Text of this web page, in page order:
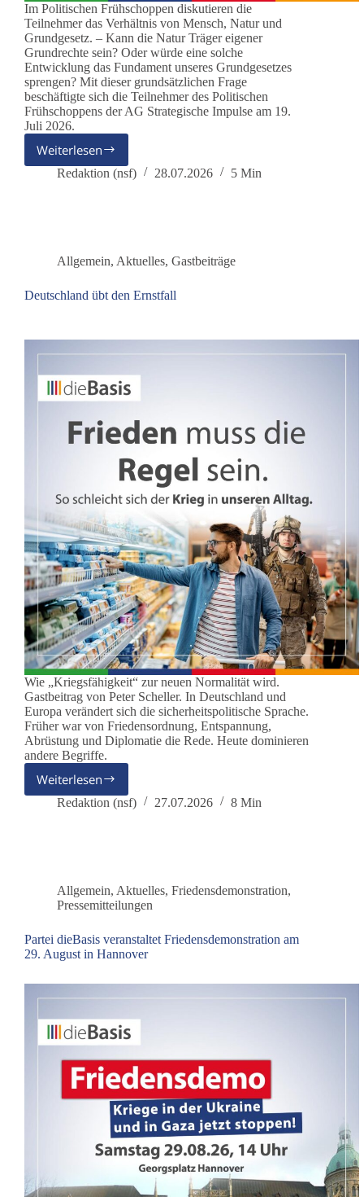
Im Politischen Frühschoppen diskutieren die
Teilnehmer das Verhältnis von Mensch, Natur und
Grundgesetz. – Kann die Natur Träger eigener
Grundrechte sein? Oder würde eine solche
Entwicklung das Fundament unseres Grundgesetzes
sprengen? Mit dieser grundsätzlichen Frage
beschäftigte sich die Teilnehmer des Politischen
Frühschoppens der AG Strategische Impulse am 19.
Juli 2026.
WeiterlesenGrundrechte
der
auf
das
Grundgesetz?
Redaktion (nsf) 28.07.2026 5 Min
Allgemein, Aktuelles, Gastbeiträge
Deutschland übt den Ernstfall
Wie „Kriegsfähigkeit“ zur neuen Normalität wird.
Gastbeitrag von Peter Scheller. In Deutschland und
Europa verändert sich die sicherheitspolitische Sprache.
Früher war von Friedensordnung, Entspannung,
Abrüstung und Diplomatie die Rede. Heute dominieren
andere Begriffe.
WeiterlesenDeutschland
übt
Redaktion (nsf) 27.07.2026 8 Min
Allgemein, Aktuelles, Friedensdemonstration,
Pressemitteilungen
Partei dieBasis veranstaltet Friedensdemonstration am
29. August in Hannover